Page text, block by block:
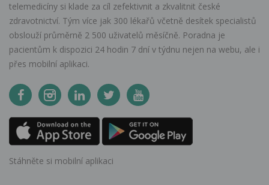
telemedicíny si klade za cíl zefektivnit a zkvalitnit české
zdravotnictví. Tým více jak 300 lékařů včetně desítek specialistů
obslouží průměrně 2 500 uživatelů měsíčně. Poradna je
pacientům k dispozici 24 hodin 7 dní v týdnu nejen na webu, ale i
přes mobilní aplikaci.
Stáhněte si mobilní aplikaci